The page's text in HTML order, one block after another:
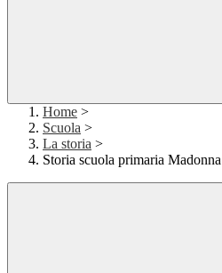
Home >
Scuola >
La storia >
Storia scuola primaria